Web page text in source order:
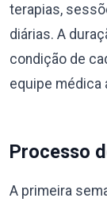
terapias,
diárias. A
condição de
equipe médica
Processo
A primeira